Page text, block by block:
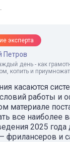
эксперта
Петров
день - как
копить и
касаются
работы и
материале
все наиболее
2025 года
фрилансеров и